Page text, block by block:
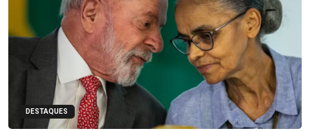
DESTAQUES